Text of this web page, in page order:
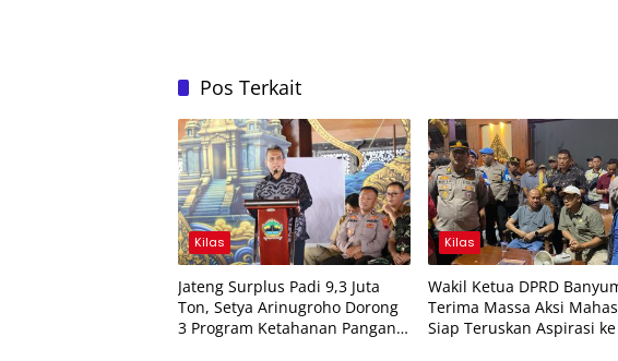
Pos Terkait
Kilas
Jateng Surplus Padi 9,3 Juta
Ton, Setya Arinugroho Dorong
3 Program Ketahanan Pangan
Kilas
Wakil Ketua DPRD
Terima Massa Aksi
Siap Teruskan Aspirasi ke